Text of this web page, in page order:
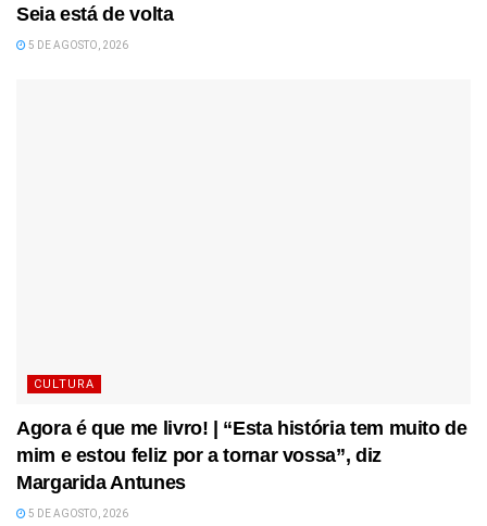
Seia está de volta
5 DE AGOSTO, 2026
CULTURA
Agora é que me livro! | “Esta história tem muito de
mim e estou feliz por a tornar vossa”, diz
Margarida Antunes
5 DE AGOSTO, 2026